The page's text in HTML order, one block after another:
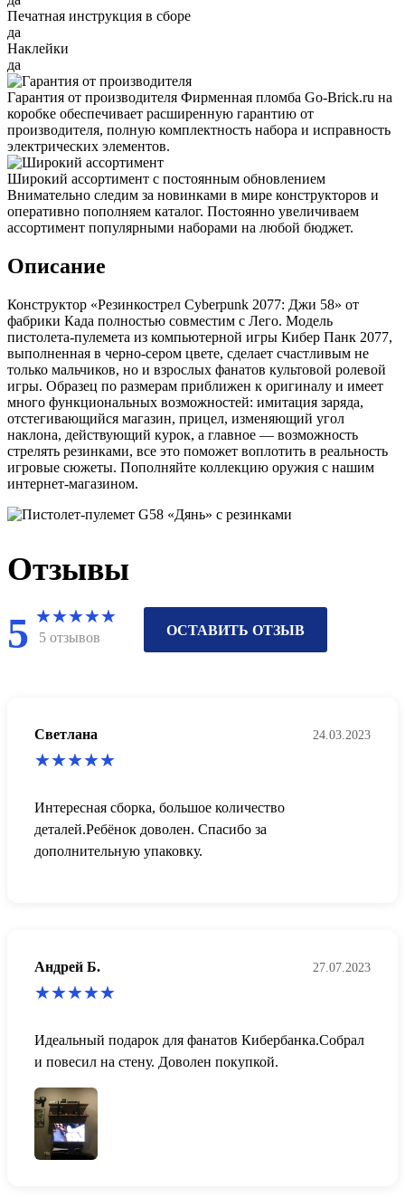
Печатная инструкция в сборе
да
Наклейки
да
Гарантия от производителя Фирменная пломба Go-Brick.ru на
коробке обеспечивает расширенную гарантию от
производителя, полную комплектность набора и исправность
электрических элементов.
Широкий ассортимент с постоянным обновлением
Внимательно следим за новинками в мире конструкторов и
оперативно пополняем каталог. Постоянно увеличиваем
ассортимент популярными наборами на любой бюджет.
Описание
Конструктор «Резинкострел Cyberpunk 2077: Джи 58» от
фабрики Када полностью совместим с Лего. Модель
пистолета-пулемета из компьютерной игры Кибер Панк 2077,
выполненная в черно-сером цвете, сделает счастливым не
только мальчиков, но и взрослых фанатов культовой ролевой
игры. Образец по размерам приближен к оригиналу и имеет
много функциональных возможностей: имитация заряда,
отстегивающийся магазин, прицел, изменяющий угол
наклона, действующий курок, а главное — возможность
стрелять резинками, все это поможет воплотить в реальность
игровые сюжеты. Пополняйте коллекцию оружия с нашим
интернет-магазином.
Отзывы
5 5 отзывов ОСТАВИТЬ ОТЗЫВ
Светлана 24.03.2023
Интересная сборка, большое количество
деталей.Ребёнок доволен. Спасибо за
дополнительную упаковку.
Андрей Б. 27.07.2023
Идеальный подарок для фанатов Кибербанка.Собрал
и повесил на стену. Доволен покупкой.